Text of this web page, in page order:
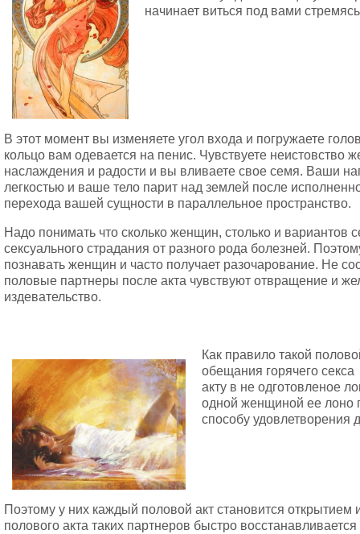
начинает виться под вами
В этот момент вы изменяете угол входа и погружаете
кольцо вам одевается на пенис. Чувствуете неистовство
наслаждения и радости и вы вливаете свое семя. Ваши
легкостью и ваше тело парит над землей после
перехода вашей сущности в параллельное пространство.
Надо понимать что сколько женщин, столько и вариантов
сексуального страдания от разного рода болезней.
познавать женщин и часто получает разочарование. Не
половые партнеры после акта чувствуют отвращение и
издевательство.
Как правило такой
обещания горячего
акту в не одготовленое
одной женщиной ее лоно
способу удовлетворения
Поэтому у них каждый половой акт становится
полового акта таких партнеров быстро